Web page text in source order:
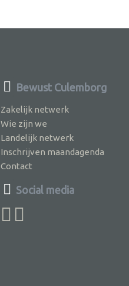
Bewust Culemborg
Zakelijk netwerk
Wie zijn we
Landelijk netwerk
Inschrijven maandagenda
Contact
Social media